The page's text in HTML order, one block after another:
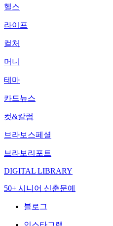
헬스
라이프
컬처
머니
테마
카드뉴스
컷&칼럼
브라보스페셜
브라보리포트
DIGITAL LIBRARY
50+ 시니어 신춘문예
블로그